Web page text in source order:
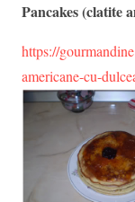
Pancakes (clatite
https://
americane-cu-